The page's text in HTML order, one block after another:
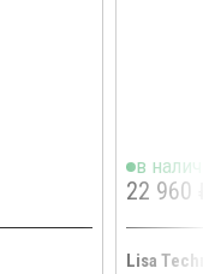
в
22 960
Lisa